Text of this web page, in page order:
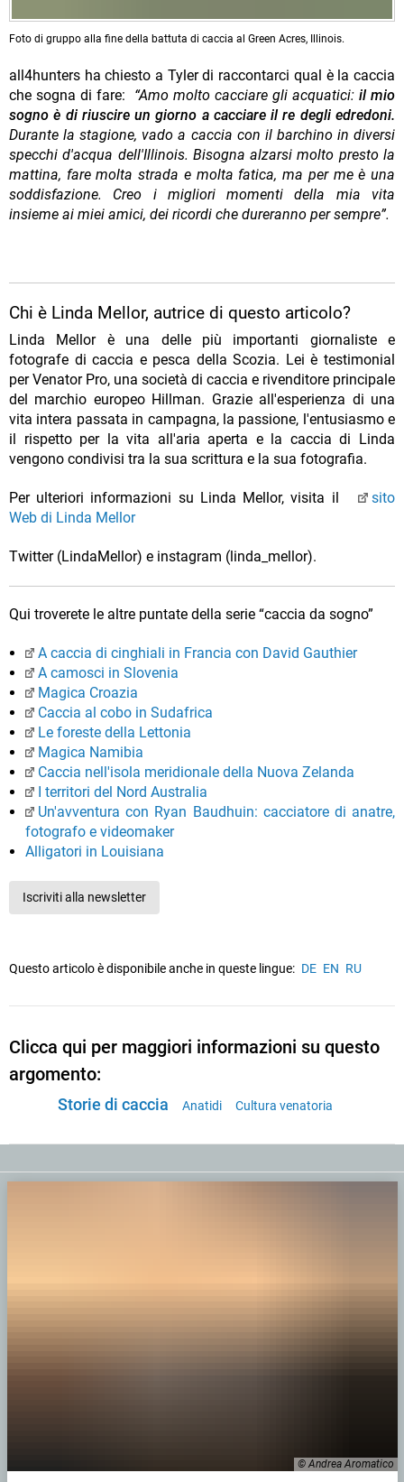
Foto di gruppo alla fine della battuta di caccia al Green Acres, Illinois.
all4hunters ha chiesto a Tyler di raccontarci qual è la caccia
che sogna di fare: “Amo molto cacciare gli acquatici: il mio
sogno è di riuscire un giorno a cacciare il re degli edredoni.
Durante la stagione, vado a caccia con il barchino in diversi
specchi d'acqua dell'Illinois. Bisogna alzarsi molto presto la
mattina, fare molta strada e molta fatica, ma per me è una
soddisfazione. Creo i migliori momenti della mia vita
insieme ai miei amici, dei ricordi che dureranno per sempre”.
Chi è Linda Mellor, autrice di questo articolo?
Linda Mellor è una delle più importanti giornaliste e
fotografe di caccia e pesca della Scozia. Lei è testimonial
per Venator Pro, una società di caccia e rivenditore principale
del marchio europeo Hillman. Grazie all'esperienza di una
vita intera passata in campagna, la passione, l'entusiasmo e
il rispetto per la vita all'aria aperta e la caccia di Linda
vengono condivisi tra la sua scrittura e la sua fotografia.
Per ulteriori informazioni su Linda Mellor, visita il
sito
Web di Linda Mellor
Twitter (LindaMellor) e instagram (linda_mellor).
Qui troverete le altre puntate della serie “caccia da sogno”
A caccia di cinghiali in Francia con David Gauthier
A camosci in Slovenia
Magica Croazia
Caccia al cobo in Sudafrica
Le foreste della Lettonia
Magica Namibia
Caccia nell'isola meridionale della Nuova Zelanda
I territori del Nord Australia
Un'avventura con Ryan Baudhuin: cacciatore di anatre,
fotografo e videomaker
Alligatori in Louisiana
Iscriviti alla newsletter
Questo articolo è disponibile anche in queste lingue: DE EN RU
Clicca qui per maggiori informazioni su questo
argomento:
Storie di caccia Anatidi Cultura venatoria
© Andrea Aromatico